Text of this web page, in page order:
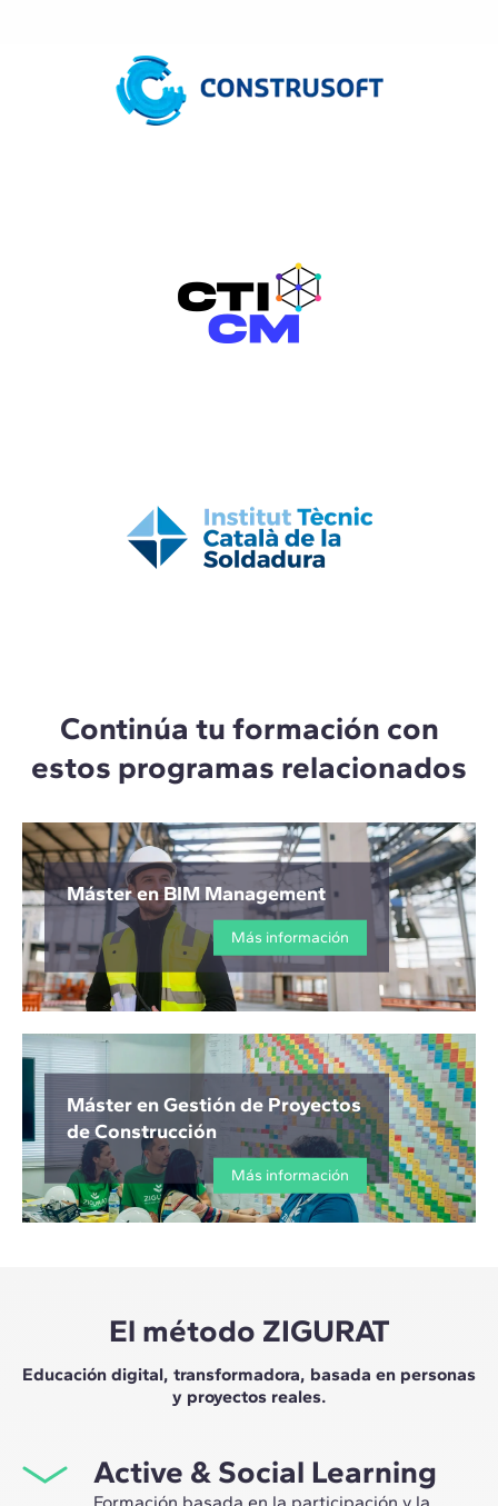
Continúa tu formación con
estos programas relacionados
Máster en BIM Management
Más información
Máster en Gestión de Proyectos
de Construcción
Más información
El método ZIGURAT
Educación digital, transformadora, basada en personas
y proyectos reales.
Active & Social Learning